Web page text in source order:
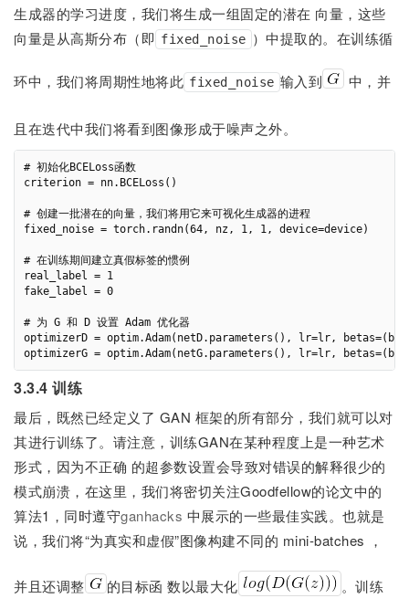
生成器的学习进度，我们将生成一组固定的潜在 向量，这些
向量是从高斯分布（即 fixed_noise ）中提取的。在训练循
环中，我们将周期性地将此 fixed_noise 输入到 中，并
且在迭代中我们将看到图像形成于噪声之外。
# 初始化BCELoss函数
criterion = nn.BCELoss()
# 创建一批潜在的向量，我们将用它来可视化生成器的进程
fixed_noise = torch.randn(64, nz, 1, 1, device=device)
# 在训练期间建立真假标签的惯例
real_label = 1
fake_label = 0
# 为 G 和 D 设置 Adam 优化器
optimizerD = optim.Adam(netD.parameters(), lr=lr,
3.3.4 训练
最后，既然已经定义了 GAN 框架的所有部分，我们就可以对
其进行训练了。请注意，训练GAN在某种程度上是一种艺术
形式，因为不正确 的超参数设置会导致对错误的解释很少的
模式崩溃，在这里，我们将密切关注Goodfellow的论文中的
算法1，同时遵守ganhacks 中展示的一些最佳实践。也就是
说，我们将“为真实和虚假”图像构建不同的 mini-batches ，
并且还调整 的目标函 数以最大化 。训练